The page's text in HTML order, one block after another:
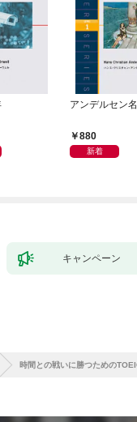
アンデルセン
880
新着
キャンペーン
時間との戦いに勝つための